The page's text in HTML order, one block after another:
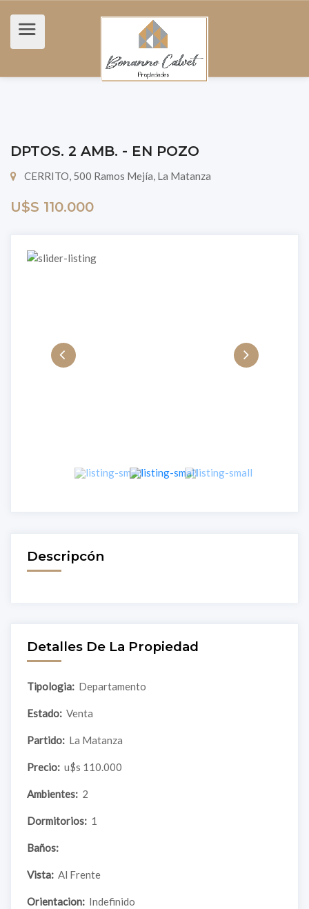
DPTOS. 2 AMB. - EN POZO
CERRITO, 500 Ramos Mejía, La Matanza
U$s 110.000
Descripcón
Detalles De La Propiedad
Tipologia: Departamento
Estado: Venta
Partido: La Matanza
Precio: u$s 110.000
Ambientes: 2
Dormitorios: 1
Baños:
Vista: Al Frente
Orientacion: Indefinido